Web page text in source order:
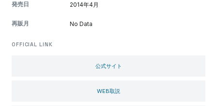
発売日 2014年4月
再販月 No Data
OFFICIAL LINK
公式サイト
WEB取説